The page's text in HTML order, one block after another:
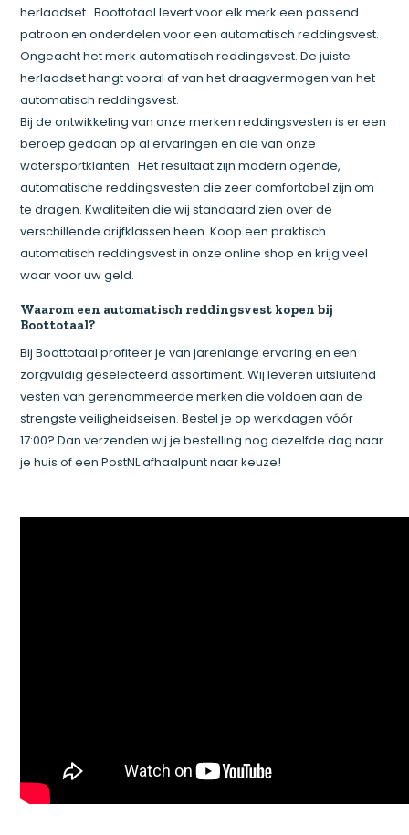
herlaadset . Boottotaal levert voor elk merk een passend
patroon en onderdelen voor een automatisch reddingsvest.
Ongeacht het merk automatisch reddingsvest. De juiste
herlaadset hangt vooral af van het draagvermogen van het
automatisch reddingsvest.
Bij de ontwikkeling van onze merken reddingsvesten is er een
beroep gedaan op al ervaringen en die van onze
watersportklanten. Het resultaat zijn modern ogende,
automatische reddingsvesten die zeer comfortabel zijn om
te dragen. Kwaliteiten die wij standaard zien over de
verschillende drijfklassen heen. Koop een praktisch
automatisch reddingsvest in onze online shop en krijg veel
waar voor uw geld.
Waarom een automatisch reddingsvest kopen bij
Boottotaal?
Bij Boottotaal profiteer je van jarenlange ervaring en een
zorgvuldig geselecteerd assortiment. Wij leveren uitsluitend
vesten van gerenommeerde merken die voldoen aan de
strengste veiligheidseisen. Bestel je op werkdagen vóór
17:00? Dan verzenden wij je bestelling nog dezelfde dag naar
je huis of een PostNL afhaalpunt naar keuze!